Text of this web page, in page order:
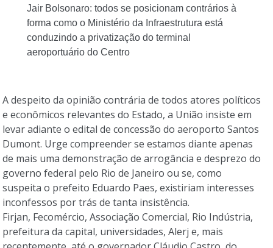
Jair Bolsonaro: todos se posicionam contrários à
forma como o Ministério da Infraestrutura está
conduzindo a privatização do terminal
aeroportuário do Centro
A despeito da opinião contrária de todos atores políticos
e econômicos relevantes do Estado, a União insiste em
levar adiante o edital de concessão do aeroporto Santos
Dumont. Urge compreender se estamos diante apenas
de mais uma demonstração de arrogância e desprezo do
governo federal pelo Rio de Janeiro ou se, como
suspeita o prefeito Eduardo Paes, existiriam interesses
inconfessos por trás de tanta insistência.
Firjan, Fecomércio, Associação Comercial, Rio Indústria,
prefeitura da capital, universidades, Alerj e, mais